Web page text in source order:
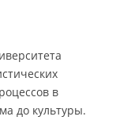
в
до культуры.